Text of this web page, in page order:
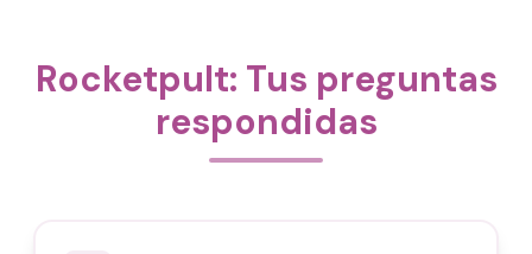
Rocketpult: Tus preguntas
respondidas